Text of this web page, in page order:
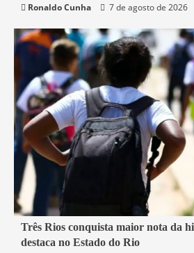
Ronaldo Cunha
7 de agosto de 2026
2 min read
Educação
Rio de Janeiro
Três Rios conquista maior nota da
destaca no Estado do Rio